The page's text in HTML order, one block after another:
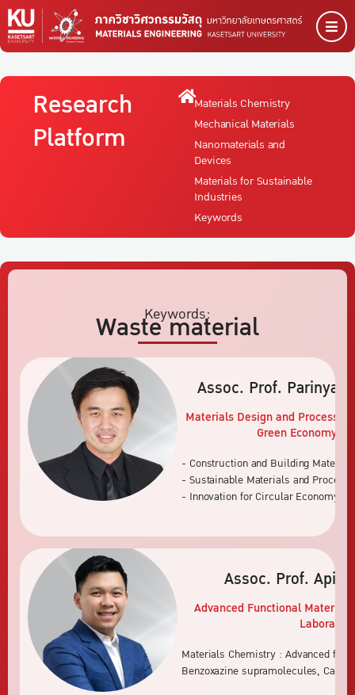
Research
Platform
Materials Chemistry
Mechanical Materials
Nanomaterials and
Devices
Materials for Sustainable
Industries
Keywords
Keywords:
Waste material
Assoc. Prof. Parinya
Materials Design and
Green Economy)
- Construction and Building
- Sustainable Materials and
- Innovation for Circular Economy
Assoc. Prof.
Advanced Functional
Laboratory
Materials Chemistry : Advanced
Benzoxazine supramolecules,